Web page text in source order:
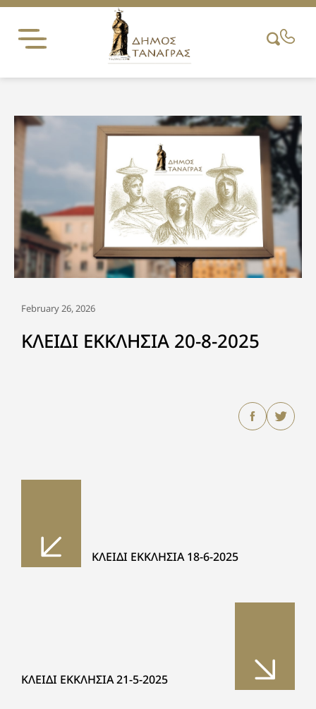
Skip
content
February 26, 2026
ΚΛΕΙΔΙ ΕΚΚΛΗΣΙΑ 20-8-2025
ΚΛΕΙΔΙ ΕΚΚΛΗΣΙΑ 18-6-2025
ΚΛΕΙΔΙ ΕΚΚΛΗΣΙΑ 21-5-2025